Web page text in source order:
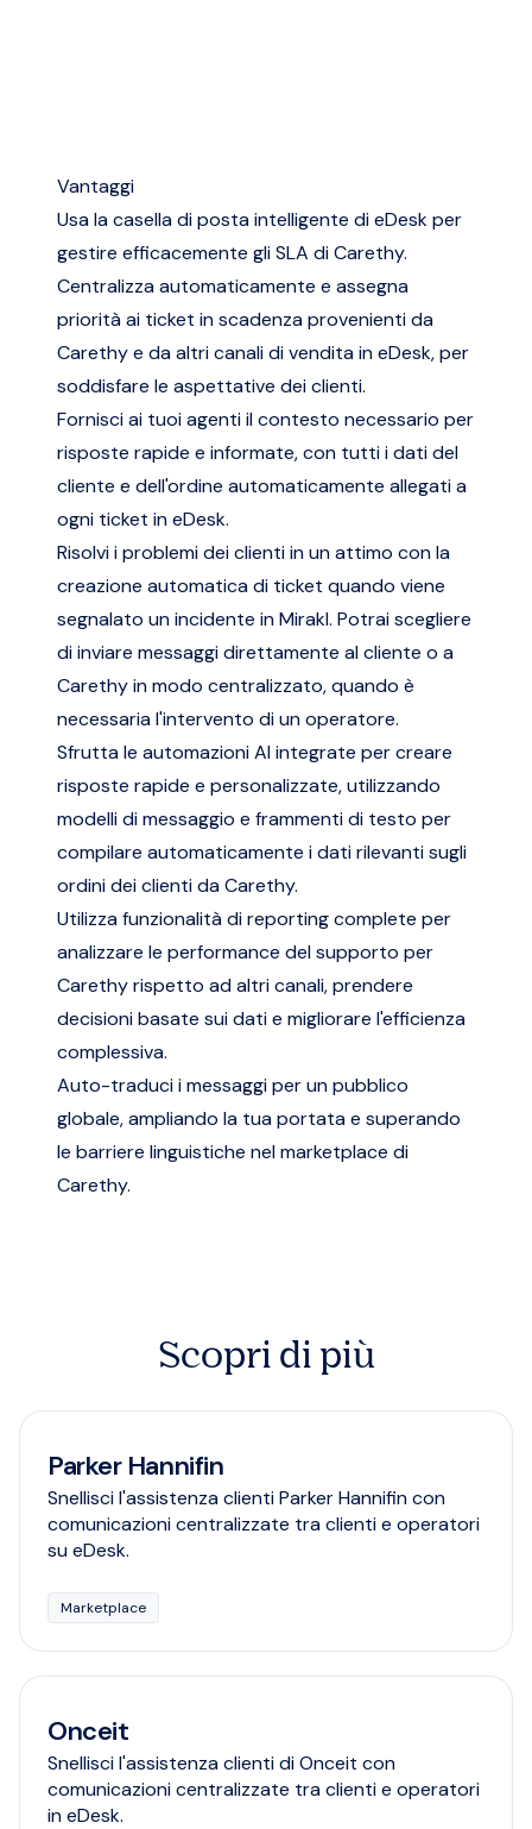
Vantaggi
Usa la casella di posta intelligente di eDesk per
gestire efficacemente gli SLA di Carethy.
Centralizza automaticamente e assegna
priorità ai ticket in scadenza provenienti da
Carethy e da altri canali di vendita in eDesk, per
soddisfare le aspettative dei clienti.
Fornisci ai tuoi agenti il contesto necessario per
risposte rapide e informate, con tutti i dati del
cliente e dell'ordine automaticamente allegati a
ogni ticket in eDesk.
Risolvi i problemi dei clienti in un attimo con la
creazione automatica di ticket quando viene
segnalato un incidente in Mirakl. Potrai scegliere
di inviare messaggi direttamente al cliente o a
Carethy in modo centralizzato, quando è
necessaria l'intervento di un operatore.
Sfrutta le automazioni AI integrate per creare
risposte rapide e personalizzate, utilizzando
modelli di messaggio e frammenti di testo per
compilare automaticamente i dati rilevanti sugli
ordini dei clienti da Carethy.
Utilizza funzionalità di reporting complete per
analizzare le performance del supporto per
Carethy rispetto ad altri canali, prendere
decisioni basate sui dati e migliorare l'efficienza
complessiva.
Auto-traduci i messaggi per un pubblico
globale, ampliando la tua portata e superando
le barriere linguistiche nel marketplace di
Carethy.
Scopri di più
Parker Hannifin
Snellisci l'assistenza clienti Parker Hannifin con
comunicazioni centralizzate tra clienti e operatori
su eDesk.
Marketplace
Onceit
Snellisci l'assistenza clienti di Onceit con
comunicazioni centralizzate tra clienti e operatori
in eDesk.